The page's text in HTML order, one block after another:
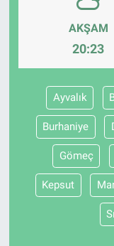
AKŞAM
20:23
Ayvalık
Burhaniye
Gömeç
Kepsut